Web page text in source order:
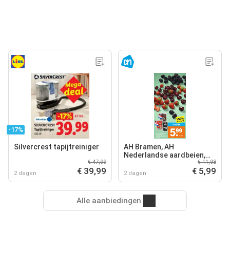
-17%
Silvercrest tapijtreiniger
2 dagen
€ 47,99
€ 39,99
AH Bramen, AH
Nederlandse aardbeien,
AH Nederlandse kersen
2 dagen
€ 11,98
€ 5,99
Alle aanbiedingen